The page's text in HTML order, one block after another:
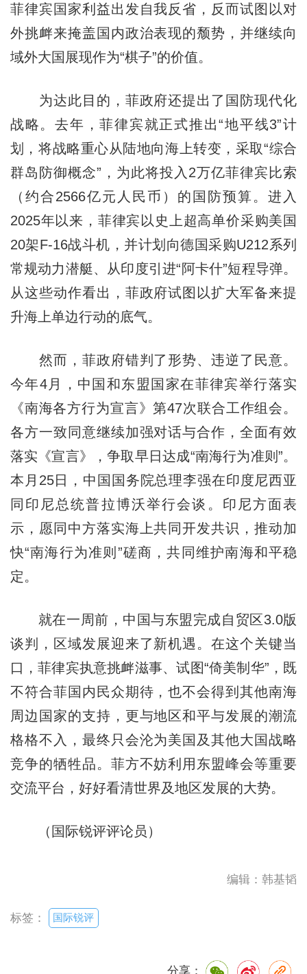
菲律宾国家利益出发自我反省，反而试图以对
外挑衅来掩盖国内政治表现的颓势，并继续向
域外大国展现作为“棋子”的价值。
为达此目的，菲政府还提出了国防现代化
战略。去年，菲律宾就正式推出“地平线3”计
划，将战略重心从陆地向海上转变，采取“综合
群岛防御概念”，为此将投入2万亿菲律宾比索
（约合2566亿元人民币）的国防预算。进入
2025年以来，菲律宾以史上超高单价采购美国
20架F-16战斗机，并计划向德国采购U212系列
常规动力潜艇、从印度引进“阿卡什”短程导弹。
从这些动作看出，菲政府试图以扩大军备来提
升海上单边行动的底气。
然而，菲政府错判了形势、违逆了民意。
今年4月，中国和东盟国家在菲律宾举行落实
《南海各方行为宣言》第47次联合工作组会。
各方一致同意继续加强对话与合作，全面有效
落实《宣言》，争取早日达成“南海行为准则”。
本月25日，中国国务院总理李强在印度尼西亚
同印尼总统普拉博沃举行会谈。印尼方面表
示，愿同中方落实海上共同开发共识，推动加
快“南海行为准则”磋商，共同维护南海和平稳
定。
就在一周前，中国与东盟完成自贸区3.0版
谈判，区域发展迎来了新机遇。在这个关键当
口，菲律宾执意挑衅滋事、试图“倚美制华”，既
不符合菲国内民众期待，也不会得到其他南海
周边国家的支持，更与地区和平与发展的潮流
格格不入，最终只会沦为美国及其他大国战略
竞争的牺牲品。菲方不妨利用东盟峰会等重要
交流平台，好好看清世界及地区发展的大势。
（国际锐评评论员）
编辑：韩基韬
标签： 国际锐评
分享：